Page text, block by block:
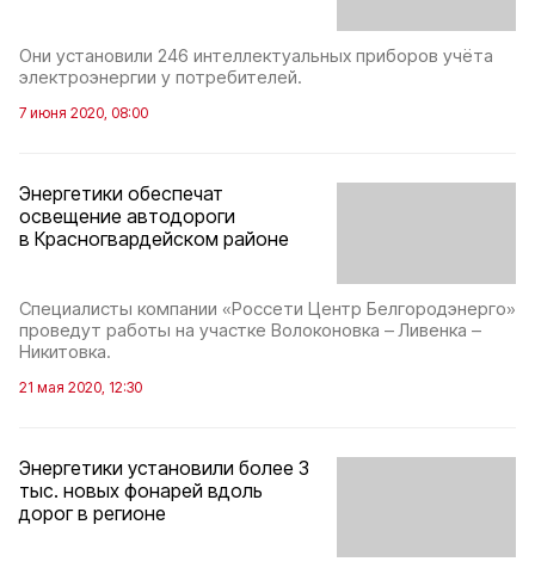
Они установили 246 интеллектуальных приборов учёта
электроэнергии у потребителей.
7 июня 2020, 08:00
Энергетики обеспечат
освещение автодороги
в Красногвардейском районе
Специалисты компании «Россети Центр Белгородэнерго»
проведут работы на участке Волоконовка – Ливенка –
Никитовка.
21 мая 2020, 12:30
Энергетики установили более 3
тыс. новых фонарей вдоль
дорог в регионе